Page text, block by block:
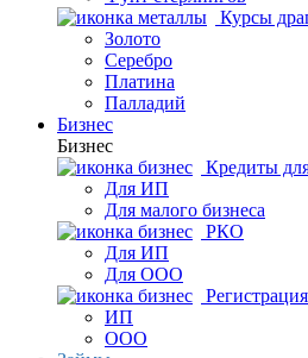
Курсы
Золото
Серебро
Платина
Палладий
Бизнес
Бизнес
Кредиты
Для ИП
Для малого бизнеса
РКО
Для ИП
Для ООО
ИП
ООО